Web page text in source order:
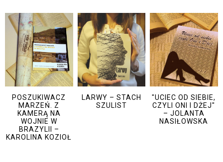
POSZUKIWACZ
MARZEŃ. Z
KAMERĄ NA
WOJNIE W
BRAZYLII –
KAROLINA KOZIOŁ
LARWY – STACH
SZULIST
"UCIEC OD SIEBIE,
CZYLI ONI I DŻEJ"
– JOLANTA
NASIŁOWSKA